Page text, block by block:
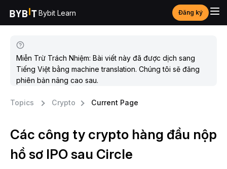
Bybit Learn Đăng ký
Miễn Trừ Trách Nhiệm: Bài viết này đã được dịch sang
Tiếng Việt bằng machine translation. Chúng tôi sẽ đăng
phiên bản nâng cao sau.
Topics Crypto Current Page
Các công ty crypto hàng đầu nộp
hồ sơ IPO sau Circle